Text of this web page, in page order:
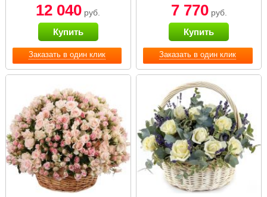
Заказать в один клик
12 040 руб.
Купить
Заказать в один клик
7 770руб.
Купить